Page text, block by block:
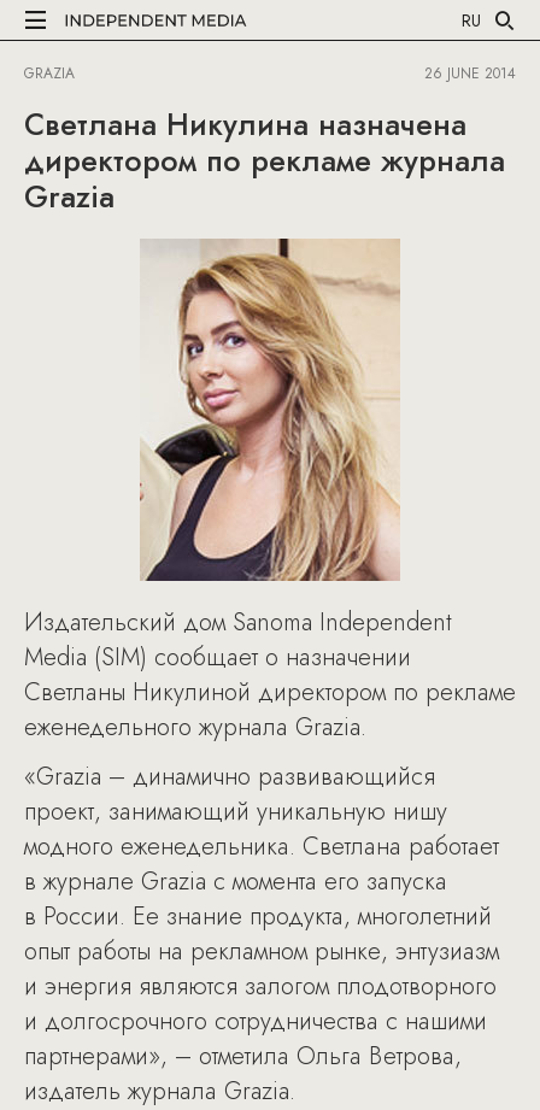
RU
GRAZIA 26 JUNE 2014
Светлана Никулина назначена
директором по рекламе журнала
Grazia
Издательский дом Sanoma Independent
Media (SIM) сообщает о назначении
Светланы Никулиной директором по рекламе
еженедельного журнала Grazia.
«Grazia – динамично развивающийся
проект, занимающий уникальную нишу
модного еженедельника. Светлана работает
в журнале Grazia с момента его запуска
в России. Ее знание продукта, многолетний
опыт работы на рекламном рынке, энтузиазм
и энергия являются залогом плодотворного
и долгосрочного сотрудничества с нашими
партнерами», – отметила Ольга Ветрова,
издатель журнала Grazia.